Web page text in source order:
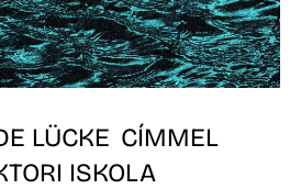
LÜCKE CÍMMEL
ISKOLA